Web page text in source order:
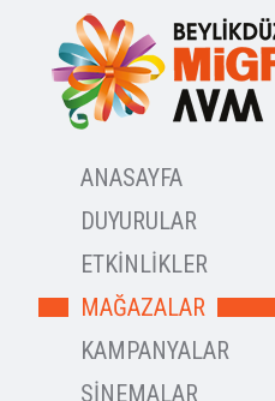
ANASAYFA
DUYURULAR
ETKİNLİKLER
MAĞAZALAR
KAMPANYALAR
SİNEMALAR